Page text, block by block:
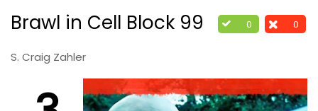
0 0
Brawl in Cell Block 99
S. Craig Zahler